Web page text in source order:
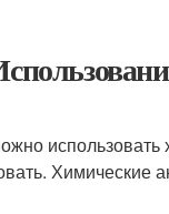
Химические